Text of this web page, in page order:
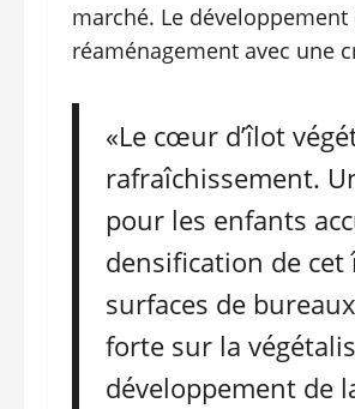
marché. Le
réaménagement avec une
«Le cœur d’îlot
rafraîchissement.
pour les enfants
densification de
surfaces de
forte sur la
développement de